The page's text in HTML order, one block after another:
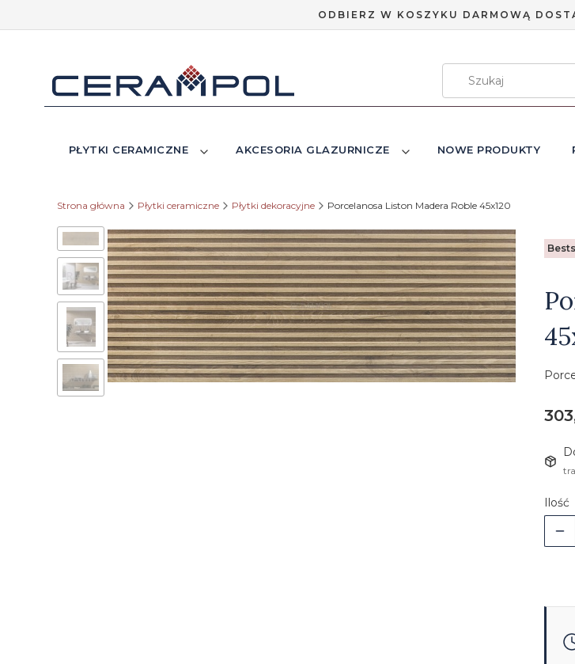
ODBIERZ W KOSZYKU DARMOWĄ
PŁYTKI CERAMICZNE AKCESORIA GLAZURNICZE NOWE PRODUKTY
Strona główna Płytki ceramiczne Płytki dekoracyjne Porcelanosa Liston Madera Roble 45x120
Ilość